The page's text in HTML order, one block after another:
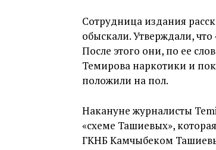
Сотрудница издания
обыскали. Утверждали,
После этого они, по ее
Темирова наркотики и
положили на пол.
Накануне журналисты
«схеме Ташиевых»,
ГКНБ Камчыбеком